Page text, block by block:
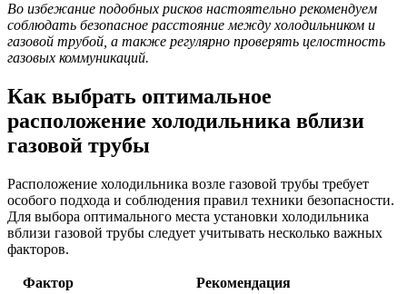
Во избежание подобных рисков настоятельно рекомендуем
соблюдать безопасное расстояние между холодильником и
газовой трубой, а также регулярно проверять целостность
газовых коммуникаций.
Как выбрать оптимальное
расположение холодильника вблизи
газовой трубы
Расположение холодильника возле газовой трубы требует
особого подхода и соблюдения правил техники безопасности.
Для выбора оптимального места установки холодильника
вблизи газовой трубы следует учитывать несколько важных
факторов.
Фактор Рекомендация